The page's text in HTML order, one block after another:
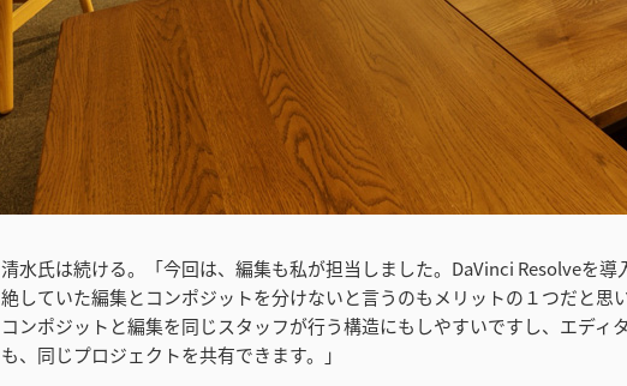
清水氏は続ける。「今回は、編集も私が担当しました。DaVinci Resolveを導
絶していた編集とコンポジットを分けないと言うのもメリットの１つだと思
コンポジットと編集を同じスタッフが行う構造にもしやすいですし、エディ
も、同じプロジェクトを共有できます。」